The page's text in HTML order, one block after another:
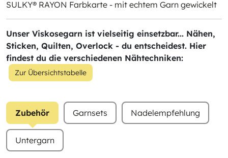
SULKY® RAYON Farbkarte - mit echtem Garn gewickelt
Unser Viskosegarn ist vielseitig einsetzbar... Nähen,
Sticken, Quilten, Overlock - du entscheidest. Hier
findest du die verschiedenen Nähtechniken:
Zur Übersichtstabelle
Zubehör Garnsets Nadelempfehlung
Untergarn